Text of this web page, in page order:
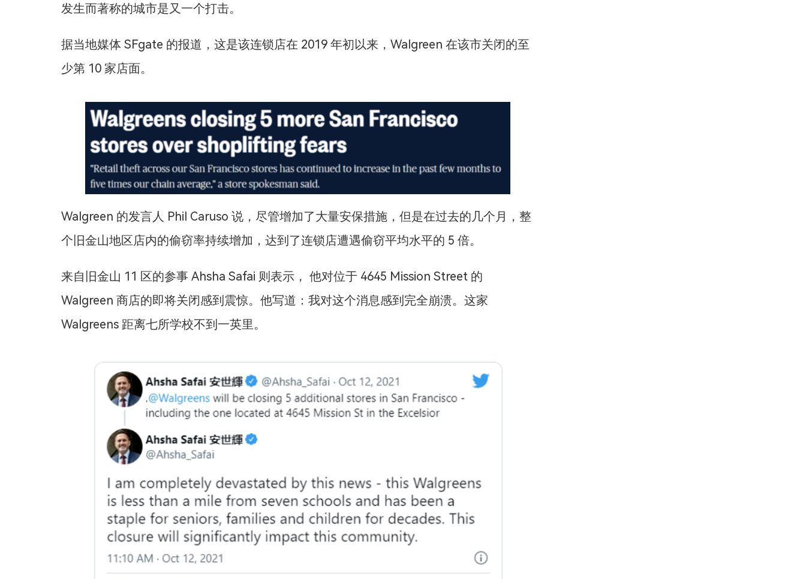
发生而著称的城市是又一个打击。
据当地媒体 SFgate 的报道，这是该连锁店在 2019 年初以来，Walgreen 在该市关闭的至
少第 10 家店面。
Walgreen 的发言人 Phil Caruso 说，尽管增加了大量安保措施，但是在过去的几个月，整
个旧金山地区店内的偷窃率持续增加，达到了连锁店遭遇偷窃平均水平的 5 倍。
来自旧金山 11 区的参事 Ahsha Safai 则表示， 他对位于 4645 Mission Street 的
Walgreen 商店的即将关闭感到震惊。他写道：我对这个消息感到完全崩溃。这家
Walgreens 距离七所学校不到一英里。